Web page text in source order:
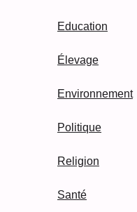
Education
Élevage
Environnement
Politique
Religion
Santé